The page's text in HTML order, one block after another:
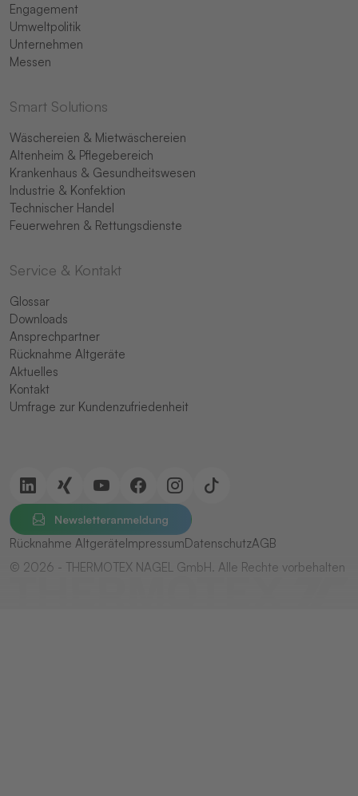
Engagement
Umweltpolitik
Unternehmen
Messen
Smart Solutions
Wäschereien & Mietwäschereien
Altenheim & Pflegebereich
Krankenhaus & Gesundheitswesen
Industrie & Konfektion
Technischer Handel
Feuerwehren & Rettungsdienste
Service & Kontakt
Glossar
Downloads
Ansprechpartner
Rücknahme Altgeräte
Aktuelles
Kontakt
Umfrage zur Kundenzufriedenheit
Newsletteranmeldung
Rücknahme AltgeräteImpressumDatenschutzAGB
© 2026 - THERMOTEX NAGEL GmbH. Alle Rechte vorbehalten